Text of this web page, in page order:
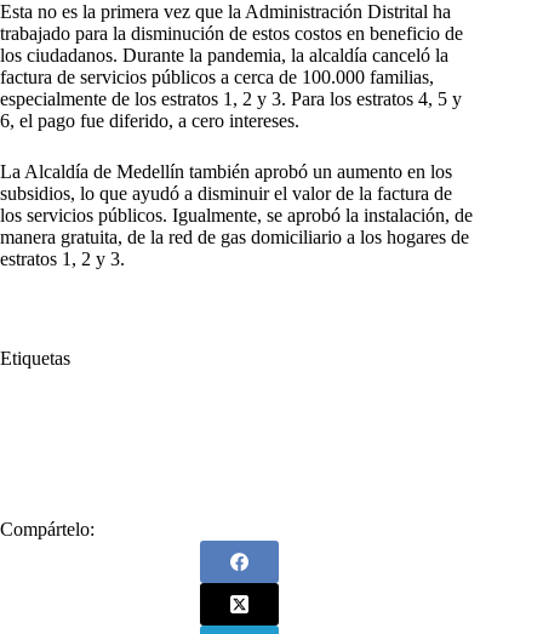
Esta no es la primera vez que la Administración Distrital ha
trabajado para la disminución de estos costos en beneficio de
los ciudadanos. Durante la pandemia, la alcaldía canceló la
factura de servicios públicos a cerca de 100.000 familias,
especialmente de los estratos 1, 2 y 3. Para los estratos 4, 5 y
6, el pago fue diferido, a cero intereses.
La Alcaldía de Medellín también aprobó un aumento en los
subsidios, lo que ayudó a disminuir el valor de la factura de
los servicios públicos. Igualmente, se aprobó la instalación, de
manera gratuita, de la red de gas domiciliario a los hogares de
estratos 1, 2 y 3.
Etiquetas
Compártelo: